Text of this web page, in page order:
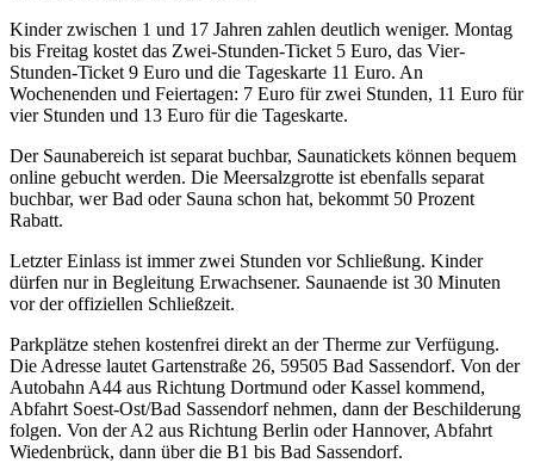
Kinder zwischen 1 und 17 Jahren zahlen deutlich weniger. Montag
bis Freitag kostet das Zwei-Stunden-Ticket 5 Euro, das Vier-
Stunden-Ticket 9 Euro und die Tageskarte 11 Euro. An
Wochenenden und Feiertagen: 7 Euro für zwei Stunden, 11 Euro für
vier Stunden und 13 Euro für die Tageskarte.
Der Saunabereich ist separat buchbar, Saunatickets können bequem
online gebucht werden. Die Meersalzgrotte ist ebenfalls separat
buchbar, wer Bad oder Sauna schon hat, bekommt 50 Prozent
Rabatt.
Letzter Einlass ist immer zwei Stunden vor Schließung. Kinder
dürfen nur in Begleitung Erwachsener. Saunaende ist 30 Minuten
vor der offiziellen Schließzeit.
Parkplätze stehen kostenfrei direkt an der Therme zur Verfügung.
Die Adresse lautet Gartenstraße 26, 59505 Bad Sassendorf. Von der
Autobahn A44 aus Richtung Dortmund oder Kassel kommend,
Abfahrt Soest-Ost/Bad Sassendorf nehmen, dann der Beschilderung
folgen. Von der A2 aus Richtung Berlin oder Hannover, Abfahrt
Wiedenbrück, dann über die B1 bis Bad Sassendorf.